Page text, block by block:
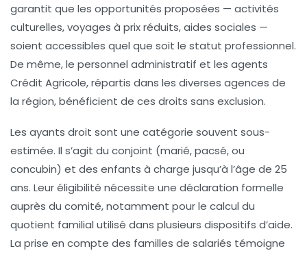
garantit que les opportunités proposées — activités
culturelles, voyages à prix réduits, aides sociales —
soient accessibles quel que soit le statut professionnel.
De même, le personnel administratif et les agents
Crédit Agricole, répartis dans les diverses agences de
la région, bénéficient de ces droits sans exclusion.
Les ayants droit sont une catégorie souvent sous-
estimée. Il s’agit du conjoint (marié, pacsé, ou
concubin) et des enfants à charge jusqu’à l’âge de 25
ans. Leur éligibilité nécessite une déclaration formelle
auprès du comité, notamment pour le calcul du
quotient familial utilisé dans plusieurs dispositifs d’aide.
La prise en compte des familles de salariés témoigne